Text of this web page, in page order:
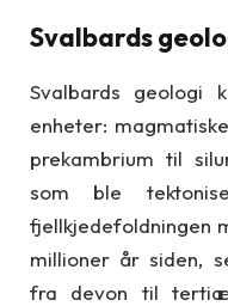
Svalbards
Svalbards
enheter:
prekambrium til
som ble
fjellkjedefoldningen
millioner år siden,
fra devon til